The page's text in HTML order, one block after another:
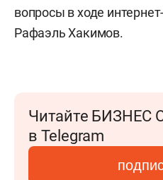
вопросы в ходе
Рафаэль Хакимов.
Читайте БИЗНЕС
в Telegram